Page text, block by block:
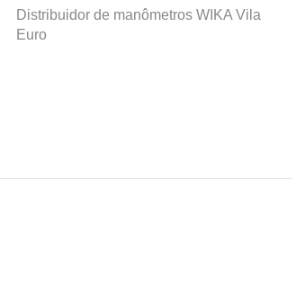
Continue Lendo...
Distribuidor de manômetros WIKA Vila
Euro